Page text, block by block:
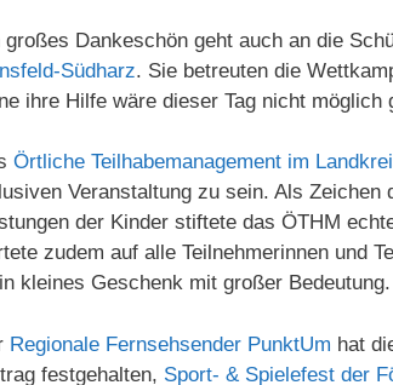
großes Dankeschön geht auch an die
Südharz. Sie betreuten die
ihre Hilfe wäre dieser Tag nicht möglich
Örtliche Teilhabemanagement im
Veranstaltung zu sein. Als
der Kinder stiftete das ÖTHM
zudem auf alle Teilnehmerinnen und
kleines Geschenk mit großer
Regionale Fernsehsender PunktUm hat
festgehalten, Sport- & Spielefest der